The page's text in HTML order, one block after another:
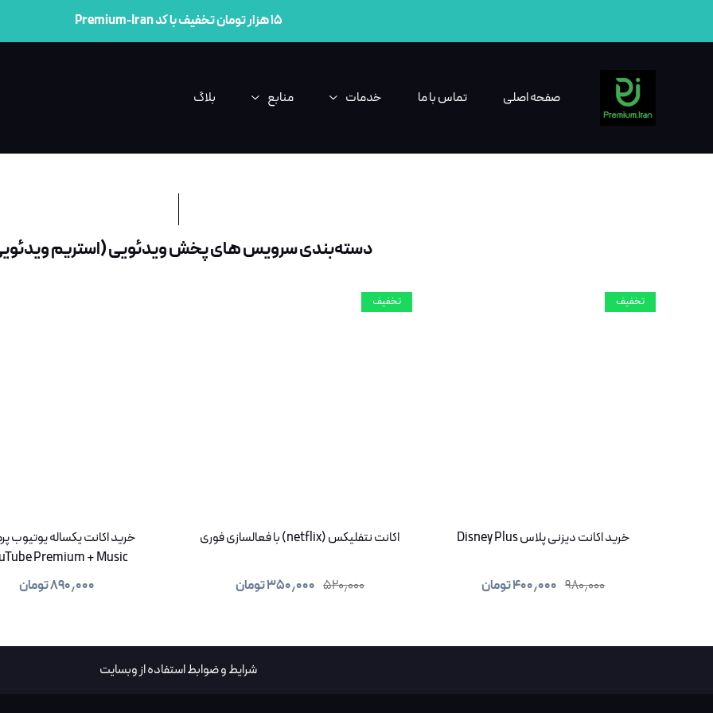
۱۵ هزار تومان تخفیف با کد Premium-Iran
صفحه اصلی تماس با ما خدمات منابع بلاگ
دسته‌بندی سرویس های پخش ویدئویی (استریم
تخفیف
خرید اکانت دیزنی پلاس Disney Plus
۹۸۰٫۰۰۰ ۴۰۰٫۰۰۰تومان
تخفیف
اکانت نتفلیکس (netflix) با فعالسازی فوری
۵۲۰٫۰۰۰ ۳۵۰٫۰۰۰تومان
خرید اکانت یکساله یوتیوب
Premium + Music
۸۹۰٫۰۰۰تومان
شرایط و ضوابط استفاده از وبسایت